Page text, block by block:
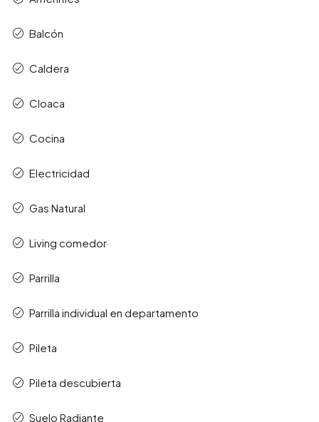
Balcón
Caldera
Cloaca
Cocina
Electricidad
Gas Natural
Living comedor
Parrilla
Parrilla individual en departamento
Pileta
Pileta descubierta
Suelo Radiante